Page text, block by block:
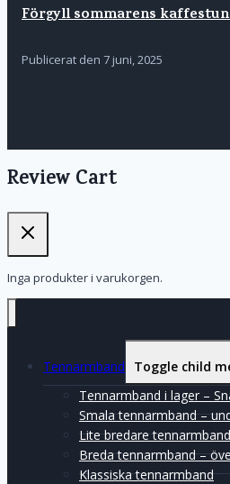
Förgyll sommarens
Publicerat den 7 juni, 2025
Review Cart
Inga produkter i varukorgen.
Tennarmband
Toggle child
Tennarmband i lager –
Smala tennarmband –
Lite bredare
Breda tennarmband –
Klassiska tennarmband